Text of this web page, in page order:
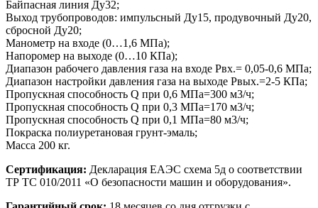
Байпасная линия Ду32;
Выход трубопроводов: импульсный Ду15, продувочный Ду20,
сбросной Ду20;
Манометр на входе (0…1,6 МПа);
Напоромер на выходе (0…10 КПа);
Диапазон рабочего давления газа на входе Рвх.= 0,05-0,6 МПа;
Диапазон настройки давления газа на выходе Рвых.=2-5 КПа;
Пропускная способность Q при 0,6 МПа=300 м3/ч;
Пропускная способность Q при 0,3 МПа=170 м3/ч;
Пропускная способность Q при 0,1 МПа=80 м3/ч;
Покраска полиуретановая грунт-эмаль;
Масса 200 кг.
Сертификация: Декларация ЕАЭС схема 5д о соответствии
ТР ТС 010/2011 «О безопасности машин и оборудования».